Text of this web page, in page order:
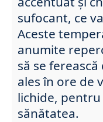
sufocant, ce
Aceste
anumite
să se
ales în ore de
lichide,
sănătatea.